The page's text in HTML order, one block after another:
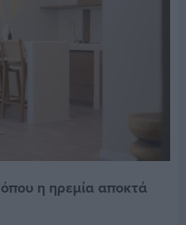
η ηρεμία αποκτά